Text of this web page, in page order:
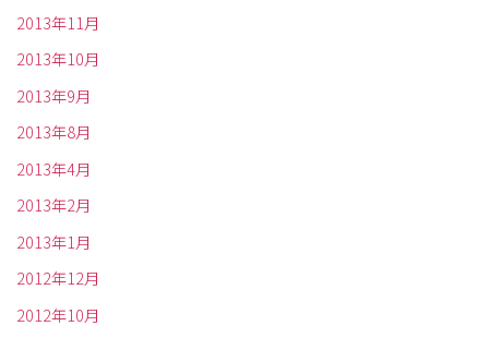
2013年11月
2013年10月
2013年9月
2013年8月
2013年4月
2013年2月
2013年1月
2012年12月
2012年10月